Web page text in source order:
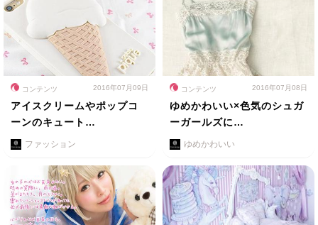
コンテンツ 2016年07月09日
アイスクリームやポップコ
ーンのキュート…
ファッション
コンテンツ 2016年07月08日
ゆめかわいい×色気のシュガ
ーガールズに…
ゆめかわいい